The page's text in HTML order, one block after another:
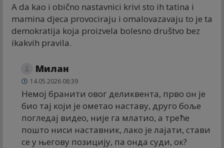
A da kao i obično nastavnici krivi sto ih tatina i
mamina djeca provociraju i omalovazavaju to je ta
demokratija koja proizvela bolesno društvo bez
ikakvih pravila.
Милан
14.05.2026 08:39
Немој бранити овог деликвента, прво он је
био тај који је ометао наставу, друго боље
погледај видео, није га млатио, а треће
пошто ниси наставник, лако је лајати, стави
се у његову позицију, па онда суди, ок?